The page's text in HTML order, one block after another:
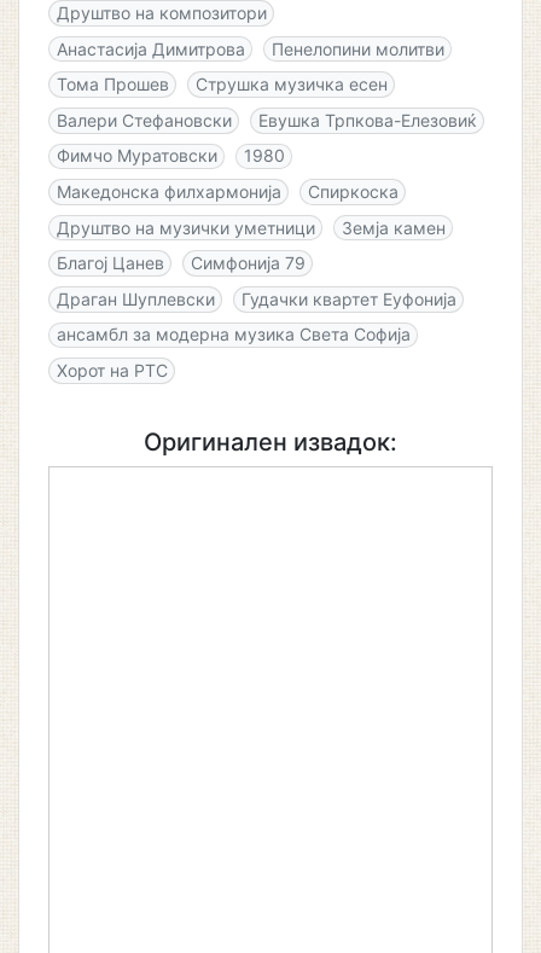
Друштво на композитори
Анастасија Димитрова
Пенелопини молитви
Тома Прошев
Струшка музичка есен
Валери Стефановски
Евушка Трпкова-Елезовиќ
Фимчо Муратовски
1980
Македонска филхармонија
Спиркоска
Друштво на музички уметници
Земја камен
Благој Цанев
Симфонија 79
Драган Шуплевски
Гудачки квартет Еуфонија
ансамбл за модерна музика Света Софија
Хорот на РТС
Оригинален извадок: